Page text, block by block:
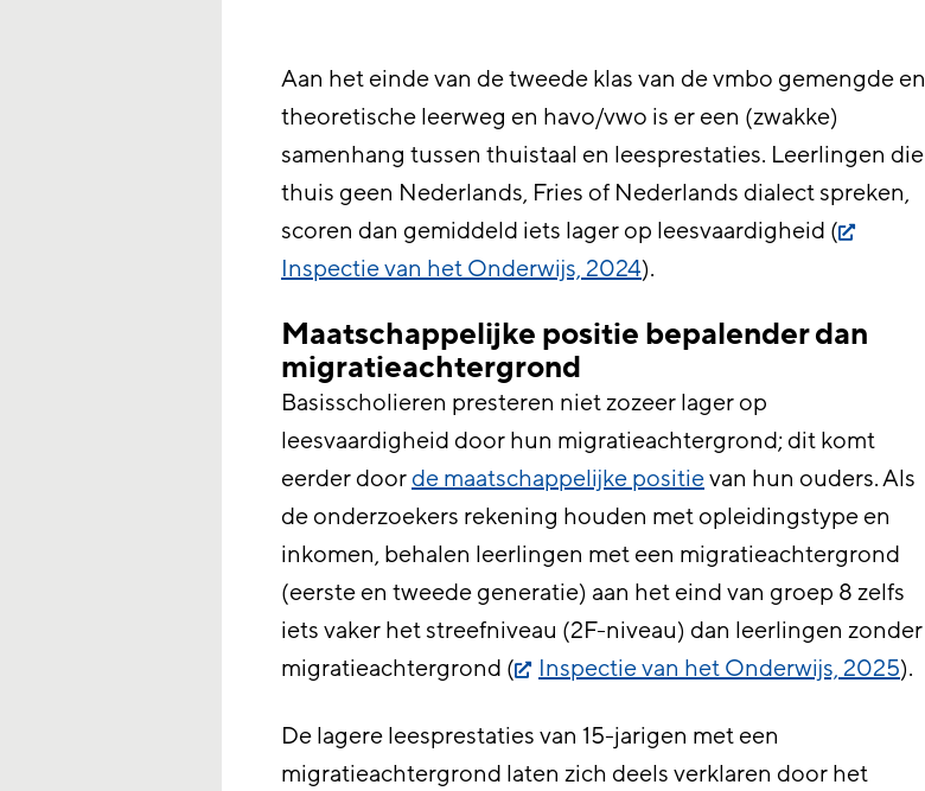
Aan het einde van de tweede klas van de vmbo gemengde en
theoretische leerweg en havo/vwo is er een (zwakke)
samenhang tussen thuistaal en leesprestaties. Leerlingen die
thuis geen Nederlands, Fries of Nederlands dialect spreken,
scoren dan gemiddeld iets lager op leesvaardigheid (
Inspectie van het Onderwijs, 2024).
Maatschappelijke positie bepalender dan
migratieachtergrond
Basisscholieren presteren niet zozeer lager op
leesvaardigheid door hun migratieachtergrond; dit komt
eerder doorde maatschappelijke positievan hun ouders. Als
de onderzoekers rekening houden met opleidingstype en
inkomen, behalen leerlingen met een migratieachtergrond
(eerste en tweede generatie) aan het eind van groep 8 zelfs
iets vaker het streefniveau (2F-niveau) dan leerlingen zonder
migratieachtergrond (
Inspectie van het Onderwijs, 2025).
De lagere leesprestaties van 15-jarigen met een
migratieachtergrond laten zich deels verklaren door het